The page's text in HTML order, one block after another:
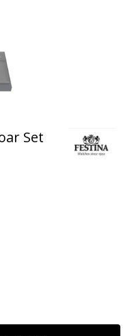
Set